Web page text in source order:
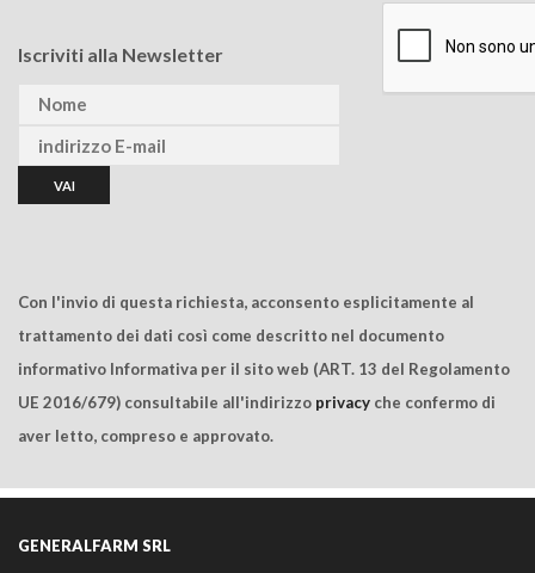
Iscriviti alla Newsletter
Con l'invio di questa richiesta, acconsento esplicitamente al
trattamento dei dati così come descritto nel documento
informativo Informativa per il sito web (ART. 13 del Regolamento
UE 2016/679) consultabile all'indirizzo privacy che confermo di
aver letto, compreso e approvato.
GENERALFARM SRL